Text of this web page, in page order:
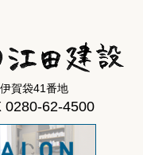
賀袋41番地
62-4500